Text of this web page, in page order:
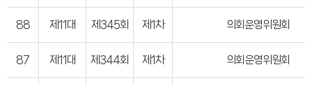
88 제11대 제345회 제1차 의회운영위원회
87 제11대 제344회 제1차 의회운영위원회